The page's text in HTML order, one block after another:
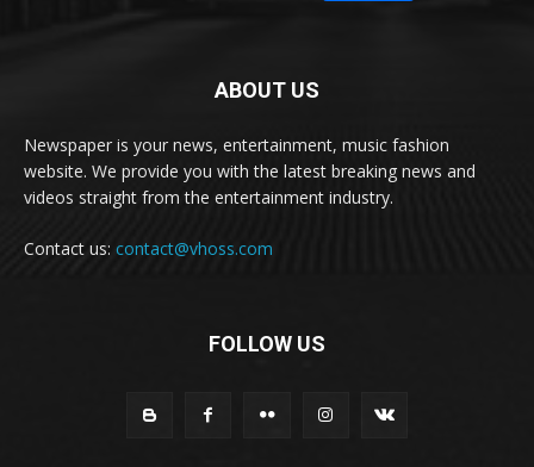
ABOUT US
Newspaper is your news, entertainment, music fashion
website. We provide you with the latest breaking news and
videos straight from the entertainment industry.
Contact us: contact@vhoss.com
FOLLOW US